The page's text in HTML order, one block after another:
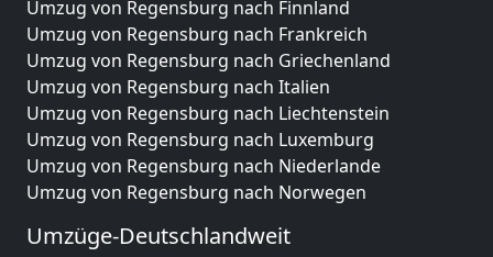
Umzug von Regensburg nach Finnland
Umzug von Regensburg nach Frankreich
Umzug von Regensburg nach Griechenland
Umzug von Regensburg nach Italien
Umzug von Regensburg nach Liechtenstein
Umzug von Regensburg nach Luxemburg
Umzug von Regensburg nach Niederlande
Umzug von Regensburg nach Norwegen
Umzüge-Deutschlandweit